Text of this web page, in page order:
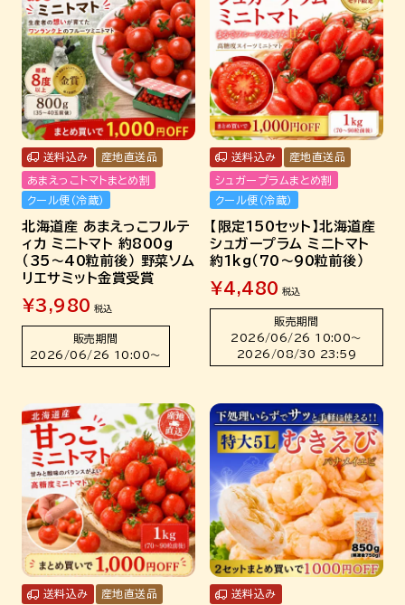
北海道産 あまえっこフルテ
ィカ ミニトマト 約800g
（35～40粒前後） 野菜ソム
リエサミット金賞受賞
送料込み 産地直送品
あまえっこトマトまとめ割
クール便（冷蔵）
¥3,980 税込
販売期間
2026/06/26 10:00〜
【限定150セット】北海道産
シュガープラム ミニトマト
約1kg（70～90粒前後）
送料込み 産地直送品
シュガープラムまとめ割
クール便（冷蔵）
¥4,480 税込
販売期間
2026/06/26 10:00〜
2026/08/30 23:59
送料込み 産地直送品 送料込み